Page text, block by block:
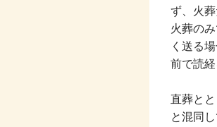
ず、火
火葬の
く送る
前で読経
直葬と
と混同